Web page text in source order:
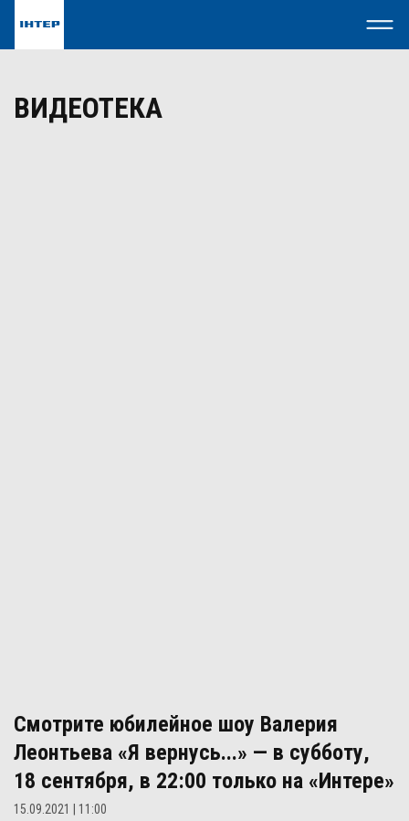
ВИДЕОТЕКА
Смотрите юбилейное шоу Валерия
Леонтьева «Я вернусь...» — в субботу,
18 сентября, в 22:00 только на «Интере»
15.09.2021 | 11:00